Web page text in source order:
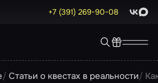
+7 (391) 269-90-08 Max
Статьи о квестах в реальности